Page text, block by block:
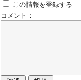
この情報を登録する
コメント：